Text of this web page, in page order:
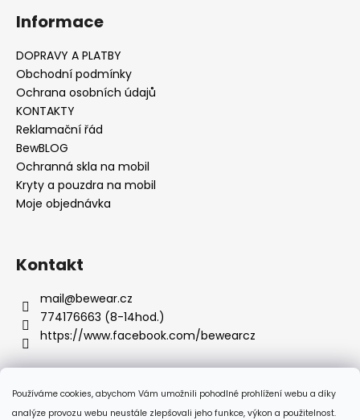
Používáme cookies, abychom Vám umožnili pohodlné prohlížení webu a díky
analýze provozu webu neustále zlepšovali jeho funkce, výkon a použitelnost.
Informace
DOPRAVY A PLATBY
Obchodní podmínky
Ochrana osobních údajů
KONTAKTY
Reklamační řád
BewBLOG
Ochranná skla na mobil
Kryty a pouzdra na mobil
Moje objednávka
Kontakt
mail@bewear.cz
774176663 (8-14hod.)
https://www.facebook.com/bewearcz
Přijímáme online platby